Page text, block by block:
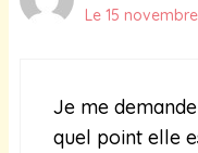
Le 15
Je me
quel point elle